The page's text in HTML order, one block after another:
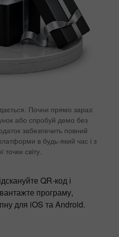
Почни прямо зараз:
або спробуй демо без
забезпечить повний
в будь-який час і з
точки світу.
QR-код і
програму,
для iOS та Android.